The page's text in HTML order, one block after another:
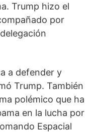
Trump hizo el
por
a defender y
Trump. También
polémico que ha
en la lucha por
Espacial